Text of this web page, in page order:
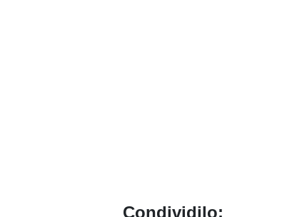
Condividilo: